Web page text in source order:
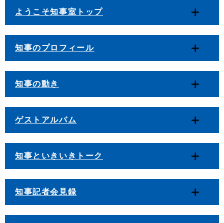
ようこそ知事室トップ
知事のプロフィール
知事の動き
ゲストアルバム
知事といきいきトーク
知事記者会見録